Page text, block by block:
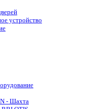
устройство
- Шахта